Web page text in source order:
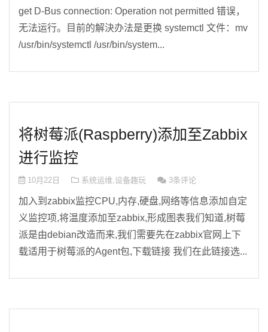
get D-Bus connection: Operation not permitted 错误，
无法运行。目前的解決办法是更换 systemctl 文件：mv
/usr/bin/systemctl /usr/bin/system...
将树莓派(Raspberry)添加至Zabbix
进行监控
10月22日 系统运维,设备趣玩 3条评论
加入到zabbix监控CPU,内存,硬盘,网络等信息添加自定
义监控项,将温度添加至zabbix,形成图表我们知道,树莓
派是由debian改造而来,我们需要先在zabbix官网上下
载适用于树莓派的Agent包,下载链接 我们在此链接选...